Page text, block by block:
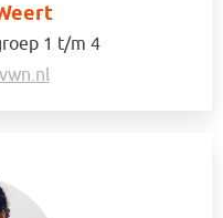
1 t/m 4